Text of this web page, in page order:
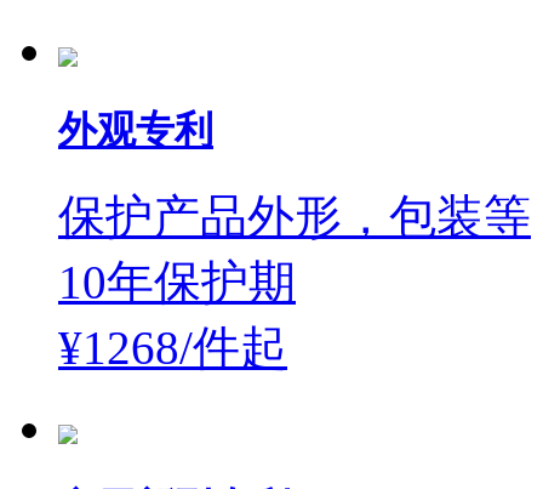
外观专利
保护产品外形，包装等
10年保护期
¥1268/件起